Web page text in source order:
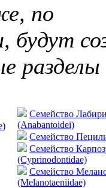
по
будут
разделы
Семейство
(Anabantoidei)
Cемейство
Семейство
(Cyprinodontidae)
Семейство
(Melanotaeniidae)